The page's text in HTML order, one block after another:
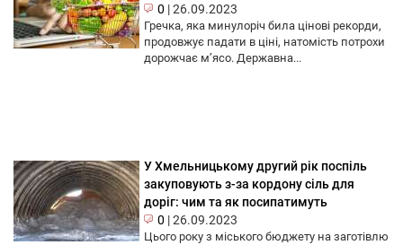
0 |26.09.2023
Гречка, яка минулоріч била цінові рекорди,
продовжує падати в ціні, натомість потрохи
дорожчає м’ясо. Державна...
У Хмельницькому другий рік поспіль
закуповують з-за кордону сіль для
доріг: чим та як посипатимуть
0 |26.09.2023
Цього року з міського бюджету на заготівлю